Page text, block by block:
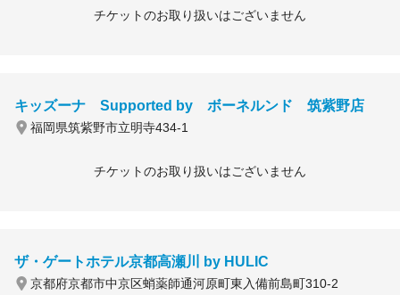
チケットのお取り扱いはございません
キッズーナ Supported by ボーネルンド 筑紫野店
福岡県筑紫野市立明寺434-1
チケットのお取り扱いはございません
ザ・ゲートホテル京都高瀬川 by HULIC
京都府京都市中京区蛸薬師通河原町東入備前島町310-2